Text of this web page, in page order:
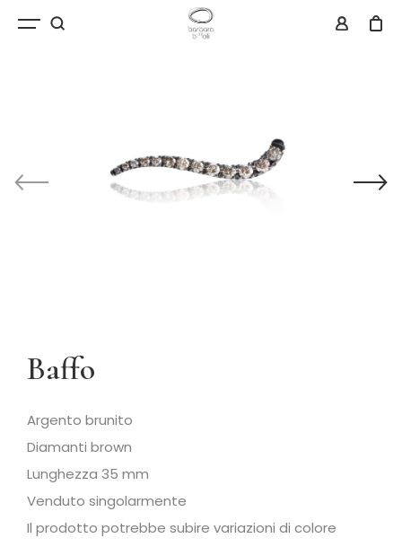
Baffo
Argento brunito
Diamanti brown
Lunghezza 35 mm
Venduto singolarmente
Il prodotto potrebbe subire variazioni di colore